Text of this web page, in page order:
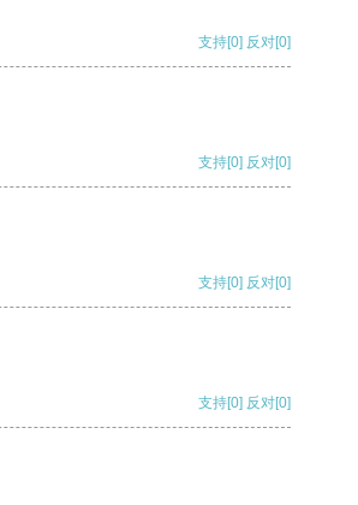
支持[0] 反对[0]
支持[0] 反对[0]
支持[0] 反对[0]
支持[0] 反对[0]